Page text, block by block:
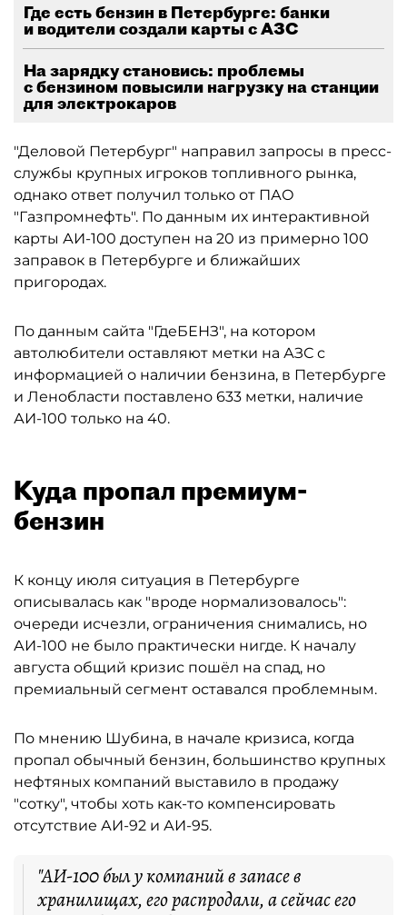
Где есть бензин в Петербурге: банки
и водители создали карты с АЗС
На зарядку становись: проблемы
с бензином повысили нагрузку на станции
для электрокаров
"Деловой Петербург" направил запросы в пресс-
службы крупных игроков топливного рынка,
однако ответ получил только от ПАО
"Газпромнефть". По данным их интерактивной
карты АИ-100 доступен на 20 из примерно 100
заправок в Петербурге и ближайших
пригородах.
По данным сайта "ГдеБЕНЗ", на котором
автолюбители оставляют метки на АЗС с
информацией о наличии бензина, в Петербурге
и Ленобласти поставлено 633 метки, наличие
АИ-100 только на 40.
Куда пропал премиум-
бензин
К концу июля ситуация в Петербурге
описывалась как "вроде нормализовалось":
очереди исчезли, ограничения снимались, но
АИ-100 не было практически нигде. К началу
августа общий кризис пошёл на спад, но
премиальный сегмент оставался проблемным.
По мнению Шубина, в начале кризиса, когда
пропал обычный бензин, большинство крупных
нефтяных компаний выставило в продажу
"сотку", чтобы хоть как-то компенсировать
отсутствие АИ-92 и АИ-95.
"АИ-100 был у компаний в запасе в
хранилищах, его распродали, а сейчас его